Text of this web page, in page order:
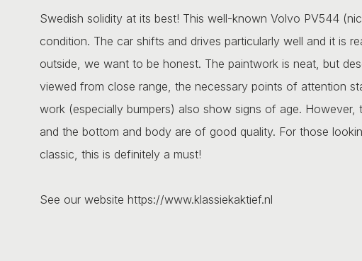
Swedish solidity at its best! This well-known Volvo PV544
condition. The car shifts and drives particularly well and it is
outside, we want to be honest. The paintwork is neat, but
viewed from close range, the necessary points of attention
work (especially bumpers) also show signs of age. However,
and the bottom and body are of good quality. For those
classic, this is definitely a must!
See our website https://www.klassiekaktief.nl